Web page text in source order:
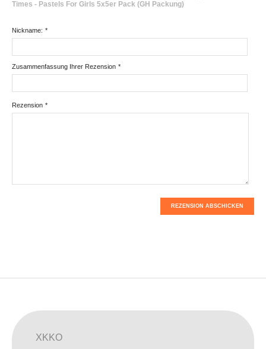
Times - Pastels For Girls 5x5er Pack (GH Packung)
*
Nickname:
*
Zusammenfassung Ihrer Rezension
*
Rezension
REZENSION ABSCHICKEN
XKKO